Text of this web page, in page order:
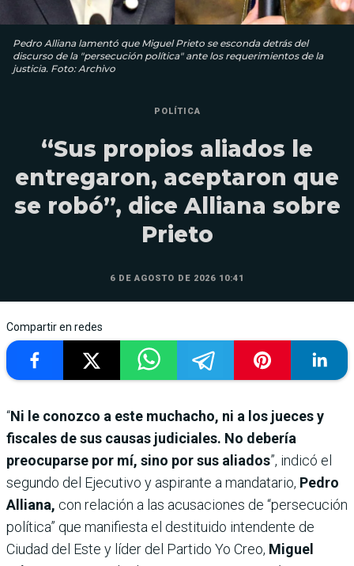
Pedro Alliana lamentó que Miguel Prieto se esconda detrás del
discurso de la "persecución política" ante los requerimientos de la
justicia. Foto: Archivo
POLÍTICA
“Sus propios aliados le
entregaron, aceptaron que
se robó”, dice Alliana sobre
Prieto
6 DE AGOSTO DE 2026 10:41
Compartir en redes
“Ni le conozco a este muchacho, ni a los jueces y
fiscales de sus causas judiciales. No debería
preocuparse por mí, sino por sus aliados”, indicó el
segundo del Ejecutivo y aspirante a mandatario, Pedro
Alliana, con relación a las acusaciones de “persecución
política” que manifiesta el destituido intendente de
Ciudad del Este y líder del Partido Yo Creo, Miguel